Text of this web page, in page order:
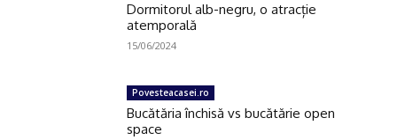
Dormitorul alb-negru, o atracție
atemporală
15/06/2024
Povesteacasei.ro
Bucătăria închisă vs bucătărie open
space